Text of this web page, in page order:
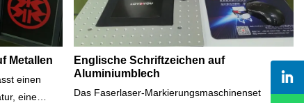
Metallen
einen
eine
Englische Schriftzeichen auf
Aluminiumblech
Das Faserlaser-Markierungsmaschinenset